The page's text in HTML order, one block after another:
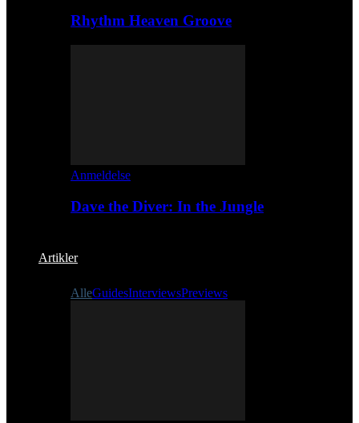
Rhythm Heaven Groove
Anmeldelse
Dave the Diver: In the Jungle
Artikler
AlleGuidesInterviewsPreviews